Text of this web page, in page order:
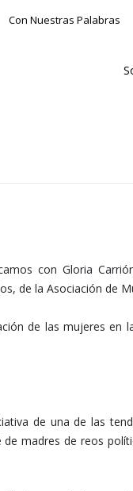
Con Nuestras Palabras
con Gloria
de la Asociación de
de las mujeres
de una de las
madres de reos